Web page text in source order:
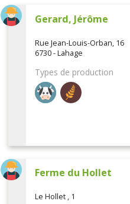
Gerard, Jérôme
Rue Jean-Louis-Orban, 16
6730 - Lahage
Types de production
Ferme du Hollet
Le Hollet , 1